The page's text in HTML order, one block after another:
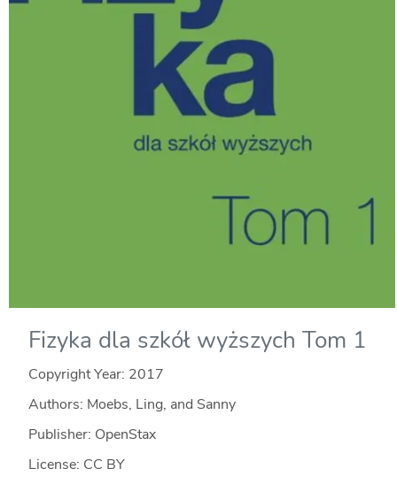
Fizyka dla szkół wyższych Tom 1
Copyright Year: 2017
Authors: Moebs, Ling, and Sanny
Publisher: OpenStax
License: CC BY